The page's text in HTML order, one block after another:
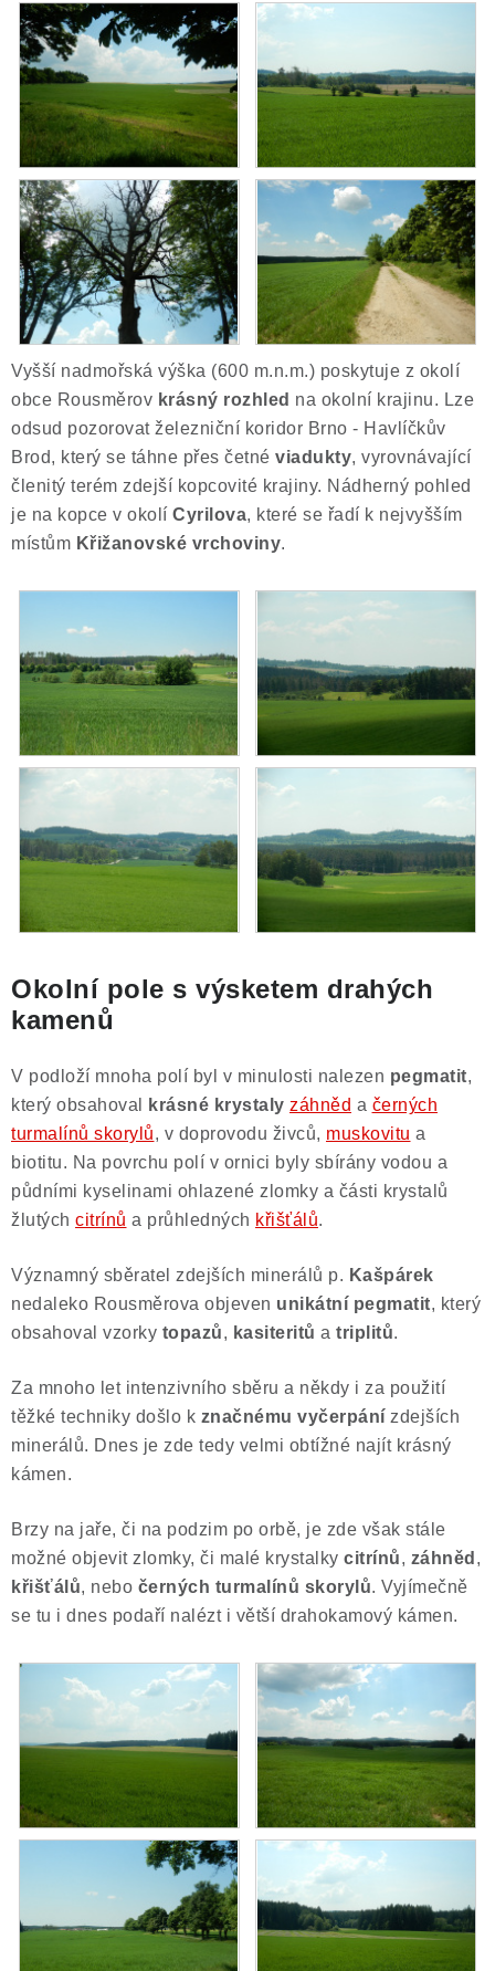
Vyšší nadmořská výška (600 m.n.m.) poskytuje z okolí
obce Rousměrov krásný rozhled na okolní krajinu. Lze
odsud pozorovat železniční koridor Brno - Havlíčkův
Brod, který se táhne přes četné viadukty, vyrovnávající
členitý terém zdejší kopcovité krajiny. Nádherný pohled
je na kopce v okolí Cyrilova, které se řadí k nejvyšším
místům Křižanovské vrchoviny.
Okolní pole s výsketem drahých
kamenů
V podloží mnoha polí byl v minulosti nalezen pegmatit,
který obsahoval
krásné krystaly záhněd a černých
turmalínů skorylů, v doprovodu živců, muskovitu a
biotitu. Na povrchu polí v ornici byly sbírány vodou a
půdními kyselinami ohlazené zlomky a části krystalů
žlutých citrínů a průhledných křišťálů.
Významný sběratel zdejších minerálů p. Kašpárek
nedaleko Rousměrova objeven unikátní pegmatit, který
obsahoval vzorky topazů, kasiteritů a triplitů.
Za mnoho let intenzivního sběru a někdy i za použití
těžké techniky došlo k značnému vyčerpání zdejších
minerálů. Dnes je zde tedy velmi obtížné najít krásný
kámen.
Brzy na jaře, či na podzim po orbě, je zde však stále
možné objevit zlomky, či malé krystalky citrínů, záhněd ,
křišťálů, nebo černých turmalínů skorylů. Vyjímečně
se tu i dnes podaří nalézt i větší drahokamový kámen.